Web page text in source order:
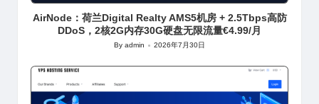
AirNode：荷兰Digital Realty AMS5机房 + 2.5Tbps高防
DDoS，2核2G内存30G硬盘无限流量€4.99/月
Posted
Byadmin 2026年7月30日